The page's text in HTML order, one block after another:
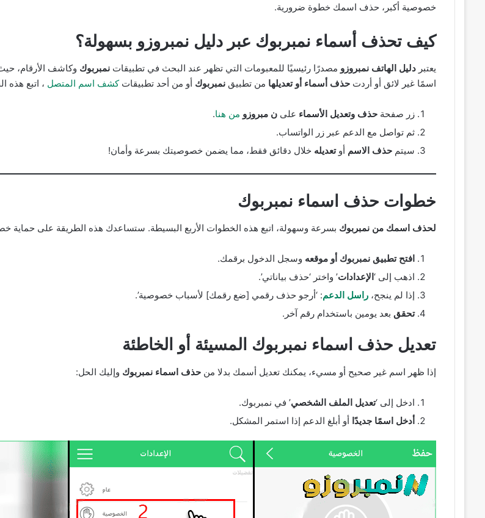
خصوصية أكبر، حذف اسمك خطوة ضرورية.
كيف تحذف أسماء نمبربوك عبر دليل نمبروزو بسهولة؟
يعتبر دليل الهاتف نمبروزو مصدرًا رئيسيًا للمعبومات التي تظهر عند البحث في تطبيقات نمبربوك
اسمًا غير لائق أو أردت حذف أسماء أو تعديلها من تطبيق نمبربوك أو من أحد تطبيقاتكشف اسم المتصل ، اتبع هذه
زر صفحة حذف وتعديل الأسماء على ن مبروزو من هنا.
ثم تواصل مع الدعم عبر زر الواتساب.
سيتم حذف الاسم أوتعديله خلال دقائق فقط، مما يضمن خصوصيتك بسرعة وأمان!
خطوات حذف اسماء نمبربوك
لحذف اسمك من نمبربوك بسرعة وسهولة، اتبع هذه الخطوات الأربع البسيطة. ستساعدك هذه الطريقة على حماية
افتح تطبيق نمبربوك أو موقعه وسجل الدخول برقمك.
اذهب إلى ‘الإعدادات’ واختر ‘حذف بياناتي’.
إذا لم ينجح، راسل الدعم: ‘أرجو حذف رقمي [ضع رقمك] لأسباب خصوصية’.
تحقق بعد يومين باستخدام رقم آخر.
تعديل حذف اسماء نمبربوك المسيئة أو الخاطئة
إذا ظهر اسم غير صحيح أو مسيء، يمكنك تعديل أسمك بدلا من حذف اسماء نمبربوك وإليك الحل:
ادخل إلى ‘تعديل الملف الشخصي’ في نمبربوك.
أدخل اسمًا جديدًا أو أبلغ الدعم إذا استمر المشكل.